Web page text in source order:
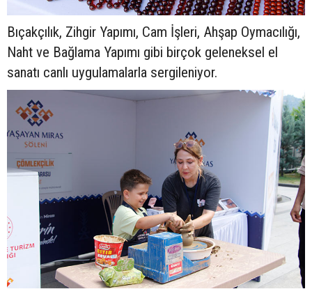
Bıçakçılık, Zihgir Yapımı, Cam İşleri, Ahşap Oymacılığı,
Naht ve Bağlama Yapımı gibi birçok geleneksel el
sanatı canlı uygulamalarla sergileniyor.